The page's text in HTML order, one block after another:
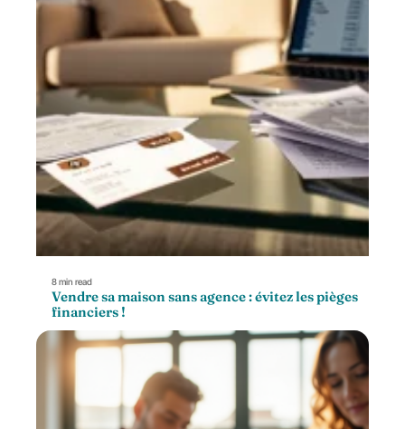
8 min read
Vendre sa maison sans agence : évitez les pièges
financiers !